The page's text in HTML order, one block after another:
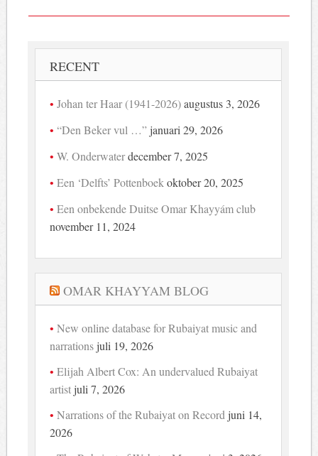
RECENT
Johan ter Haar (1941-2026) augustus 3, 2026
“Den Beker vul …” januari 29, 2026
W. Onderwaterdecember 7, 2025
Een ‘Delfts’ Pottenboek oktober 20, 2025
Een onbekende Duitse Omar Khayyám club
november 11, 2024
OMAR KHAYYAM BLOG
New online database for Rubaiyat music and
narrations juli 19, 2026
Elijah Albert Cox: An undervalued Rubaiyat
artist juli 7, 2026
Narrations of the Rubaiyat on Record juni 14,
2026